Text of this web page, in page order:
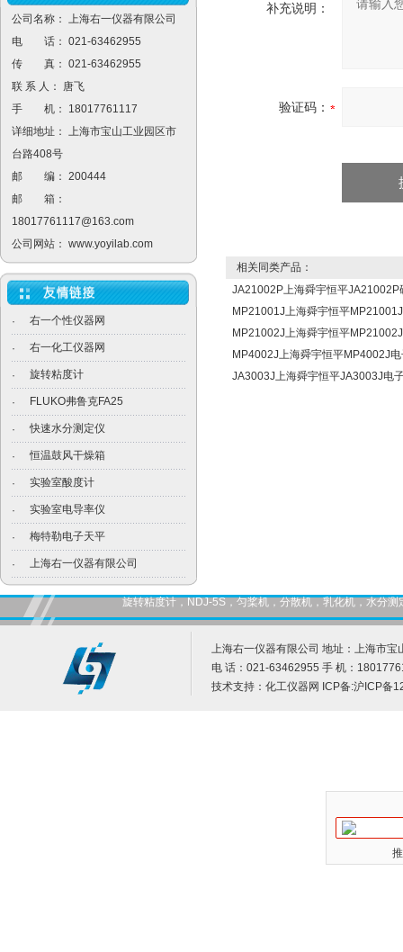
公司名称： 上海右一仪器有限公司
电 话： 021-63462955
传 真： 021-63462955
联 系 人： 唐飞
手 机： 18017761117
详细地址： 上海市宝山工业园区市
台路408号
邮 编： 200444
邮 箱：
18017761117@163.com
公司网站： www.yoyilab.com
· 右一个性仪器网
· 右一化工仪器网
· 旋转粘度计
· FLUKO弗鲁克FA25
· 快速水分测定仪
· 恒温鼓风干燥箱
· 实验室酸度计
· 实验室电导率仪
· 梅特勒电子天平
· 上海右一仪器有限公司
补充说明：
验证码：
相关同类产品：
JA21002P上海舜宇恒平JA21002P
MP21001J上海舜宇恒平
MP21002J上海舜宇恒平
MP4002J上海舜宇恒平MP4002J
JA3003J上海舜宇恒平JA3003J电
旋转粘度计，NDJ-5S，匀桨机，分散机，乳化机，水分
上海右一仪器有限公司 地址：上海市宝
电 话：021-63462955 手 机：
技术支持： 化工仪器网 ICP备:沪ICP备